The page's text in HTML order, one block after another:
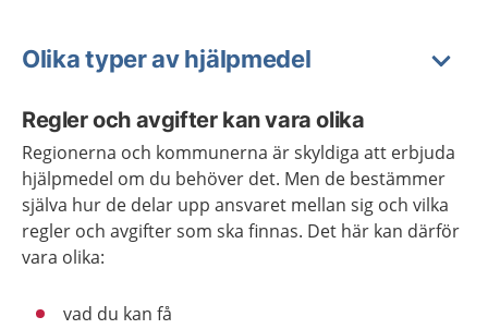
Olika typer av hjälpmedel
Regler och avgifter kan vara olika
Regionerna och kommunerna är skyldiga att erbjuda
hjälpmedel om du behöver det. Men de bestämmer
själva hur de delar upp ansvaret mellan sig och vilka
regler och avgifter som ska finnas. Det här kan därför
vara olika:
vad du kan få